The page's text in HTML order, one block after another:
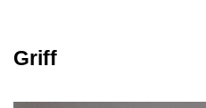
Griff